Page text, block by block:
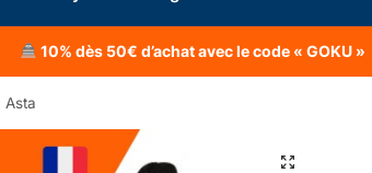
10% dès 50€ d’achat avec le code « GOKU »
Asta